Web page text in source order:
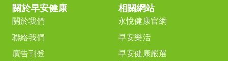
關於早安健康
關於我們
聯絡我們
廣告刊登
相關網站
永悅健康官網
早安樂活
早安健康嚴選